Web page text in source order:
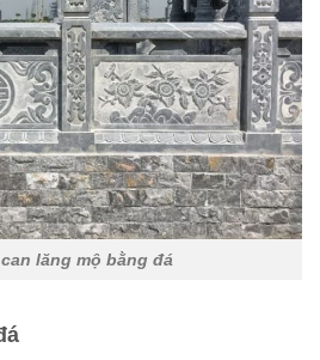
lăng mộ bằng đá